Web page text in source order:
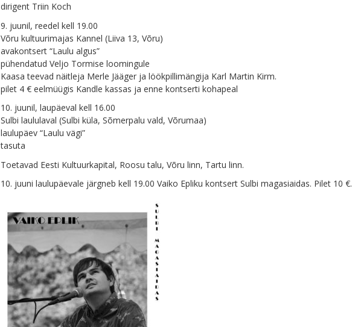
dirigent Triin Koch
9. juunil, reedel kell 19.00
Võru kultuurimajas Kannel (Liiva 13, Võru)
avakontsert “Laulu algus”
pühendatud Veljo Tormise loomingule
Kaasa teevad näitleja Merle Jääger ja löökpillimängija Karl Martin Kirm.
pilet 4 € eelmüügis Kandle kassas ja enne kontserti kohapeal
10. juunil, laupäeval kell 16.00
Sulbi laululaval (Sulbi küla, Sõmerpalu vald, Võrumaa)
laulupäev “Laulu vägi”
tasuta
Toetavad Eesti Kultuurkapital, Roosu talu, Võru linn, Tartu linn.
10. juuni laulupäevale järgneb kell 19.00 Vaiko Epliku kontsert Sulbi magasiaidas. Pilet 10 €.